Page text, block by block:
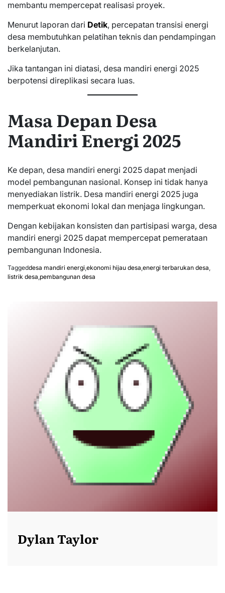
membantu mempercepat realisasi proyek.
Menurut laporan dari Detik, percepatan transisi energi
desa membutuhkan pelatihan teknis dan pendampingan
berkelanjutan.
Jika tantangan ini diatasi, desa mandiri energi 2025
berpotensi direplikasi secara luas.
Masa Depan Desa
Mandiri Energi 2025
Ke depan, desa mandiri energi 2025 dapat menjadi
model pembangunan nasional. Konsep ini tidak hanya
menyediakan listrik. Desa mandiri energi 2025 juga
memperkuat ekonomi lokal dan menjaga lingkungan.
Dengan kebijakan konsisten dan partisipasi warga, desa
mandiri energi 2025 dapat mempercepat pemerataan
pembangunan Indonesia.
Taggeddesa mandiri energi,ekonomi hijau desa,energi terbarukan desa,
listrik desa,pembangunan desa
Dylan Taylor